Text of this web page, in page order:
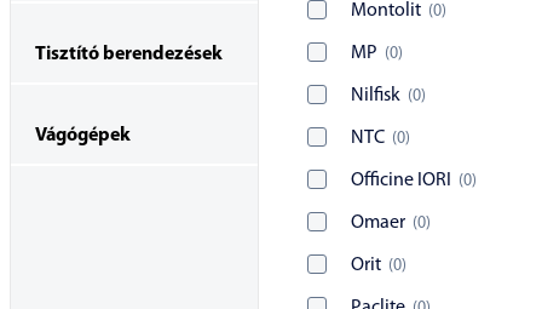
Montolit (0)
MP (0)
Nilfisk (0)
NTC (0)
Officine IORI (0)
Omaer (0)
Orit (0)
Tisztító berendezések
Vágógépek